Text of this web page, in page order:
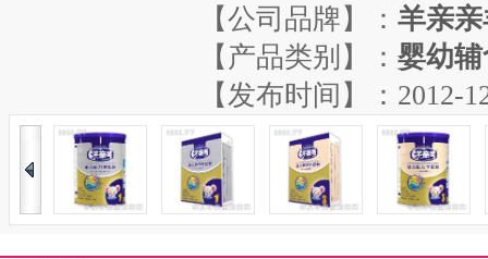
【公司品牌】： 羊亲
【产品类别】： 婴幼
【发布时间】：2012-